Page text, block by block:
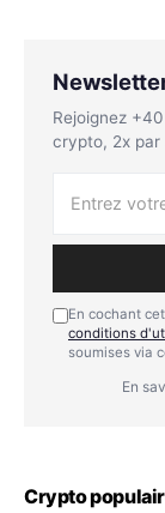
Rejoignez
crypto, 2x par
En cochant
conditions
soumises via
En
Crypto